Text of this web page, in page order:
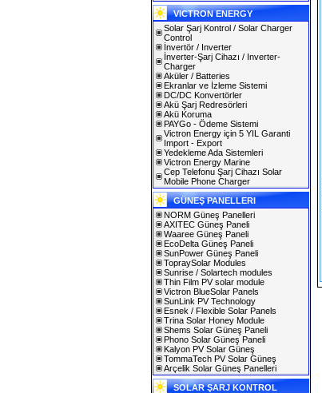
VICTRON ENERGY
Solar Şarj Kontrol / Solar Charger
Control
İnvertör / Inverter
İnverter-Şarj Cihazı / Inverter-
Charger
Aküler / Batteries
Ekranlar ve İzleme Sistemi
DC/DC Konvertörler
Akü Şarj Redresörleri
Akü Koruma
PAYGo - Ödeme Sistemi
Victron Energy için 5 YIL Garanti
Import - Export
Yedekleme Ada Sistemleri
Victron Energy Marine
Cep Telefonu Şarj Cihazı Solar
Mobile Phone Charger
GÜNEŞ PANELLERI
NORM Güneş Panelleri
AXITEC Güneş Paneli
Waaree Güneş Paneli
EcoDelta Güneş Paneli
SunPower Güneş Paneli
TopraySolar Modules
Sunrise / Solartech modules
Thin Film PV solar module
Victron BlueSolar Panels
SunLink PV Technology
Esnek / Flexible Solar Panels
Trina Solar Honey Module
Shems Solar Güneş Paneli
Phono Solar Güneş Paneli
Kalyon PV Solar Güneş
TommaTech PV Solar Güneş
Arçelik Solar Güneş Panelleri
SOLAR ŞARJ KONTROL